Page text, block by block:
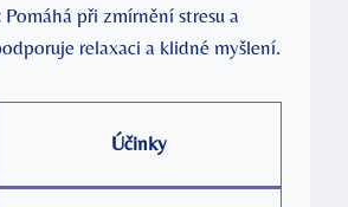
Pomáhá při zmírnění stresu a
relaxaci a klidné myšlení.
Účinky